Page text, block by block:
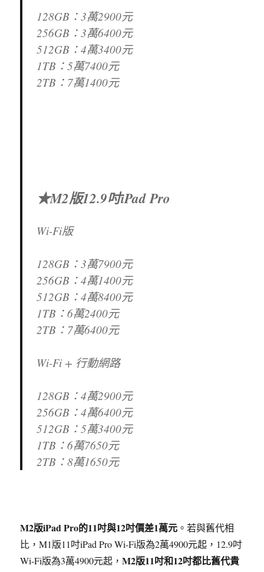
128GB：3萬2900元
256GB：3萬6400元
512GB：4萬3400元
1TB：5萬7400元
2TB：7萬1400元
★M2版12.9吋iPad Pro
Wi-Fi版
128GB：3萬7900元
256GB：4萬1400元
512GB：4萬8400元
1TB：6萬2400元
2TB：7萬6400元
Wi-Fi + 行動網路
128GB：4萬2900元
256GB：4萬6400元
512GB：5萬3400元
1TB：6萬7650元
2TB：8萬1650元
M2版iPad Pro的11吋與12吋價差1萬元 。若與舊代相
比，M1版11吋iPad Pro Wi-Fi版為2萬4900元起，12.9吋
Wi-Fi版為3萬4900元起，M2版11吋和12吋都比舊代貴